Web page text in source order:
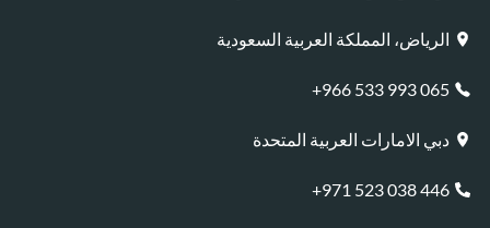
الرياض، المملكة العربية السعودية
065 993 533 966+
دبي الامارات العربية المتحدة
446 038 523 971+